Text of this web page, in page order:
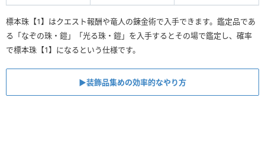
標本珠【1】はクエスト報酬や竜人の錬金術で入手できます。鑑定品であ
る「なぞの珠・鎧」「光る珠・鎧」を入手するとその場で鑑定し、確率
で標本珠【1】になるという仕様です。
▶︎装飾品集めの効率的なやり方